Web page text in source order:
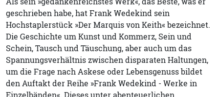
geschrieben habe, hat Frank Wedekind sein
Hochstaplerstück »Der Marquis von Keith« bezeichnet.
Die Geschichte um Kunst und Kommerz, Sein und
Schein, Tausch und Täuschung, aber auch um das
Spannungsverhältnis zwischen disparaten Haltungen,
um die Frage nach Askese oder Lebensgenuss bildet
den Auftakt der Reihe »Frank Wedekind - Werke in